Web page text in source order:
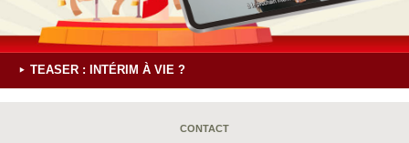
TEASER : INTÉRIM À VIE ?
CONTACT